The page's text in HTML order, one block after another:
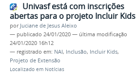
Univasf está com inscrições
abertas para o projeto Incluir Kids
por Juciane de Jesus Aleixo
— publicado 24/01/2020 — última modificação
24/01/2020 16h12
— registrado em: NAI, Inclusão, Incluir Kids,
Projeto de Extensão
Localizado em Notícias